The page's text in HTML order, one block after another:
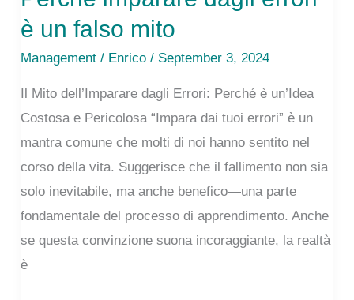
è un falso mito
Management / Enrico/ September 3, 2024
Il Mito dell’Imparare dagli Errori: Perché è un’Idea
Costosa e Pericolosa “Impara dai tuoi errori” è un
mantra comune che molti di noi hanno sentito nel
corso della vita. Suggerisce che il fallimento non sia
solo inevitabile, ma anche benefico—una parte
fondamentale del processo di apprendimento. Anche
se questa convinzione suona incoraggiante, la realtà
è